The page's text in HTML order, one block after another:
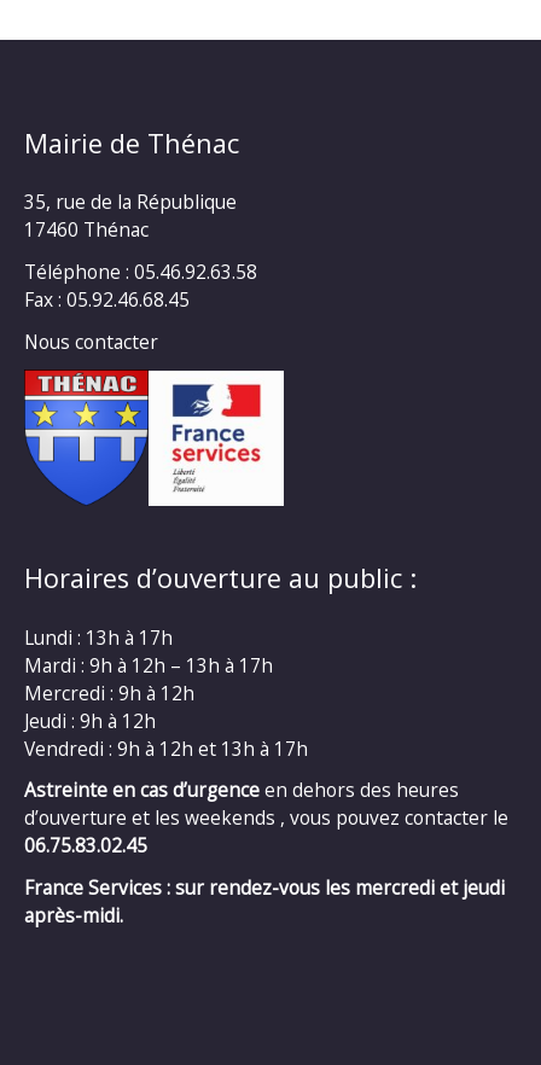
Mairie de Thénac
35, rue de la République
17460 Thénac
Téléphone : 05.46.92.63.58
Fax : 05.92.46.68.45
Nous contacter
Horaires d’ouverture au public :
Lundi : 13h à 17h
Mardi : 9h à 12h – 13h à 17h
Mercredi : 9h à 12h
Jeudi : 9h à 12h
Vendredi : 9h à 12h et 13h à 17h
Astreinte en cas d’urgenceen dehors des heures
d’ouverture et les weekends , vous pouvez contacter le
06.75.83.02.45
France Services : sur rendez-vous les mercredi et jeudi
après-midi.